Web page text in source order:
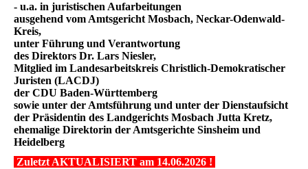
- u.a. in juristischen Aufarbeitungen
ausgehend vom Amtsgericht Mosbach, Neckar-Odenwald-
Kreis,
unter Führung und Verantwortung
des Direktors Dr. Lars Niesler,
Mitglied im Landesarbeitskreis Christlich-Demokratischer
Juristen (LACDJ)
der CDU Baden-Württemberg
sowie unter der Amtsführung und unter der Dienstaufsicht
der Präsidentin des Landgerichts Mosbach Jutta Kretz,
ehemalige Direktorin der Amtsgerichte Sinsheim und
Heidelberg
Zuletzt AKTUALISIERT am 14.06.2026 !